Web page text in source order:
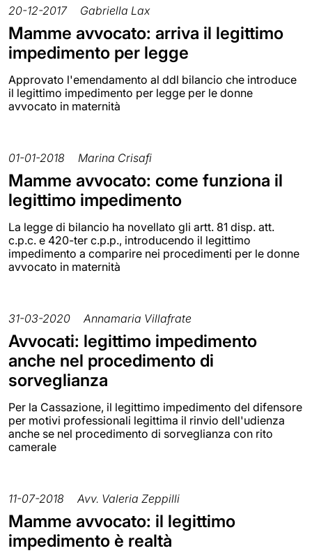
20-12-2017 Gabriella Lax
Mamme avvocato: arriva il legittimo
impedimento per legge
Approvato l'emendamento al ddl bilancio che introduce
il legittimo impedimento per legge per le donne
avvocato in maternità
01-01-2018 Marina Crisafi
Mamme avvocato: come funziona il
legittimo impedimento
La legge di bilancio ha novellato gli artt. 81 disp. att.
c.p.c. e 420-ter c.p.p., introducendo il legittimo
impedimento a comparire nei procedimenti per le donne
avvocato in maternità
31-03-2020 Annamaria Villafrate
Avvocati: legittimo impedimento
anche nel procedimento di
sorveglianza
Per la Cassazione, il legittimo impedimento del difensore
per motivi professionali legittima il rinvio dell'udienza
anche se nel procedimento di sorveglianza con rito
camerale
11-07-2018 Avv. Valeria Zeppilli
Mamme avvocato: il legittimo
impedimento è realtà